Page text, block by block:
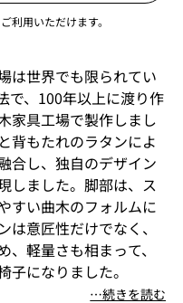
利用いただけます。
は世界でも限られてい
で、100年以上に渡り作
家具工場で製作しまし
背もたれのラタンによ
合し、独自のデザイン
しました。脚部は、ス
すい曲木のフォルムに
意匠性だけでなく、
軽量さも相まって、
になりました。
⋯続きを読む